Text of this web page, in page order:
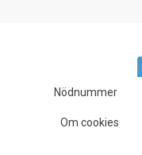
Nödnummer
Om cookies